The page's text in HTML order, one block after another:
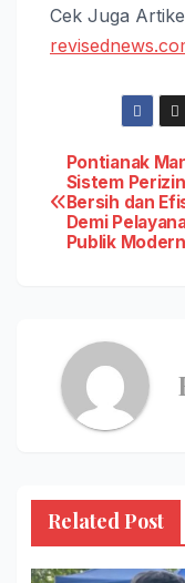
Cek Juga
Post
Pontianak
Sistem
Bersih dan
Demi
Publik Modern
Related Post